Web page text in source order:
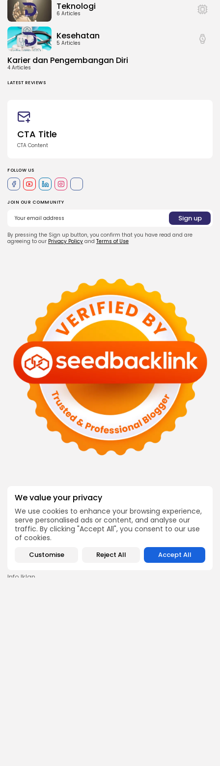
We value your privacy
We use cookies to enhance your browsing experience,
serve personalised ads or content, and analyse our
traffic. By clicking "Accept All", you consent to our use
of cookies.
Customise Reject All Accept All
Teknologi
6 Articles
Kesehatan
5 Articles
Karier dan Pengembangan Diri
4 Articles
LATEST REVIEWS
CTA Title
CTA Content
FOLLOW US
JOIN OUR COMMUNITY
By pressing the Sign up button, you confirm that you have read and are
agreeing to our Privacy Policy and Terms of Use
Follow Us @dialocal
INFORMASI
Tentang Kami
Hubungi Kami
Info Iklan
COMPANY
Blog